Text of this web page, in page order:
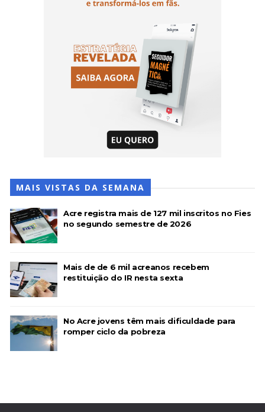
MAIS VISTAS DA SEMANA
Acre registra mais de 127 mil inscritos no Fies
no segundo semestre de 2026
Mais de de 6 mil acreanos recebem
restituição do IR nesta sexta
No Acre jovens têm mais dificuldade para
romper ciclo da pobreza